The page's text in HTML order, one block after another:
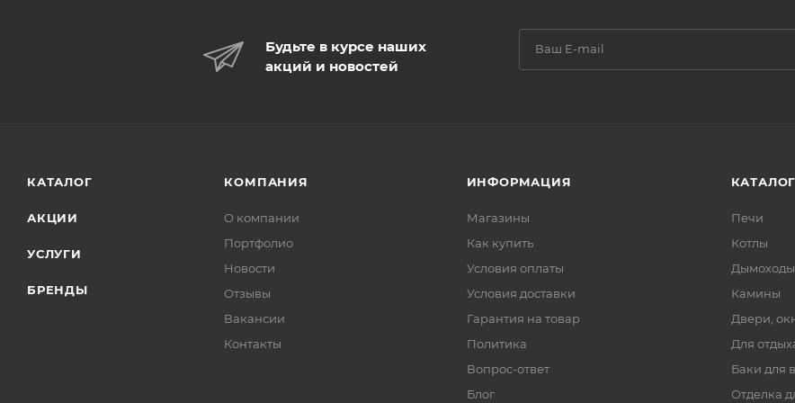
Будьте в курсе наших
акций и новостей
КАТАЛОГ
АКЦИИ
УСЛУГИ
БРЕНДЫ
КОМПАНИЯ
О компании
Портфолио
Новости
Отзывы
Вакансии
Контакты
ИНФОРМАЦИЯ
Магазины
Как купить
Условия оплаты
Условия доставки
Гарантия на товар
Политика
Вопрос-ответ
Блог
КАТАЛОГ
Печи
Котлы
Дымоходы
Камины
Двери,
Для
Баки для
Отделка